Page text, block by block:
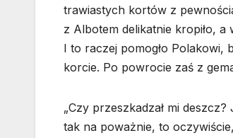
trawiastych kortów z
z Albotem delikatnie kropiło,
I to raczej pomogło Polakowi,
korcie. Po powrocie zaś z
„Czy przeszkadzał mi
tak na poważnie, to